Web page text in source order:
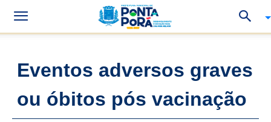
Eventos adversos graves
ou óbitos pós vacinação